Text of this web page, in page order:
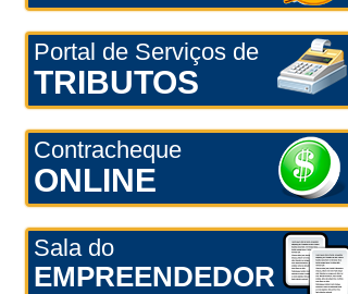
Portal de Serviços de
TRIBUTOS
Contracheque
ONLINE
Sala do
EMPREENDEDOR